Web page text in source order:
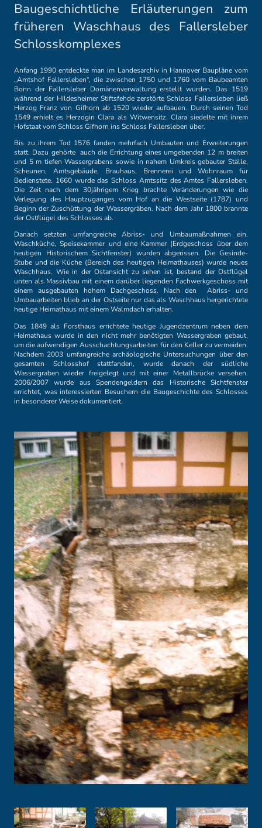
Baugeschichtliche Erläuterungen zum
früheren Waschhaus des Fallersleber
Schlosskomplexes
Anfang 1990 entdeckte man im Landesarchiv in Hannover Baupläne vom
„Amtshof Fallersleben“, die zwischen 1750 und 1760 vom Baubeamten
Bonn der Fallersleber Domänenverwaltung erstellt wurden. Das 1519
während der Hildesheimer Stiftsfehde zerstörte Schloss Fallersleben ließ
Herzog Franz von Gifhorn ab 1520 wieder aufbauen. Durch seinen Tod
1549 erhielt es Herzogin Clara als Witwensitz. Clara siedelte mit ihrem
Hofstaat vom Schloss Gifhorn ins Schloss Fallersleben über.
Bis zu ihrem Tod 1576 fanden mehrfach Umbauten und Erweiterungen
statt. Dazu gehörte auch die Errichtung eines umgebenden 12 m breiten
und 5 m tiefen Wassergrabens sowie in nahem Umkreis gebauter Ställe,
Scheunen, Amtsgebäude, Brauhaus, Brennerei und Wohnraum für
Bedienstete. 1660 wurde das Schloss Amtssitz des Amtes Fallersleben.
Die Zeit nach dem 30jährigem Krieg brachte Veränderungen wie die
Verlegung des Hauptzuganges vom Hof an die Westseite (1787) und
Beginn der Zuschüttung der Wassergräben. Nach dem Jahr 1800 brannte
der Ostflügel des Schlosses ab.
Danach setzten umfangreiche Abriss- und Umbaumaßnahmen ein.
Waschküche, Speisekammer und eine Kammer (Erdgeschoss über dem
heutigen Historischem Sichtfenster) wurden abgerissen. Die Gesinde-
Stube und die Küche (Bereich des heutigen Heimathauses) wurde neues
Waschhaus. Wie in der Ostansicht zu sehen ist, bestand der Ostflügel
unten als Massivbau mit einem darüber liegenden Fachwerkgeschoss mit
einem ausgebauten hohem Dachgeschoss. Nach den Abriss- und
Umbauarbeiten blieb an der Ostseite nur das als Waschhaus hergerichtete
heutige Heimathaus mit einem Walmdach erhalten.
Das 1849 als Forsthaus errichtete heutige Jugendzentrum neben dem
Heimathaus wurde in den nicht mehr benötigten Wassergraben gebaut,
um die aufwendigen Ausschachtungsarbeiten für den Keller zu vermeiden.
Nachdem 2003 umfangreiche archäologische Untersuchungen über den
gesamten Schlosshof stattfanden, wurde danach der südliche
Wassergraben wieder freigelegt und mit einer Metallbrücke versehen.
2006/2007 wurde aus Spendengeldern das Historische Sichtfenster
errichtet, was interessierten Besuchern die Baugeschichte des Schlosses
in besonderer Weise dokumentiert.